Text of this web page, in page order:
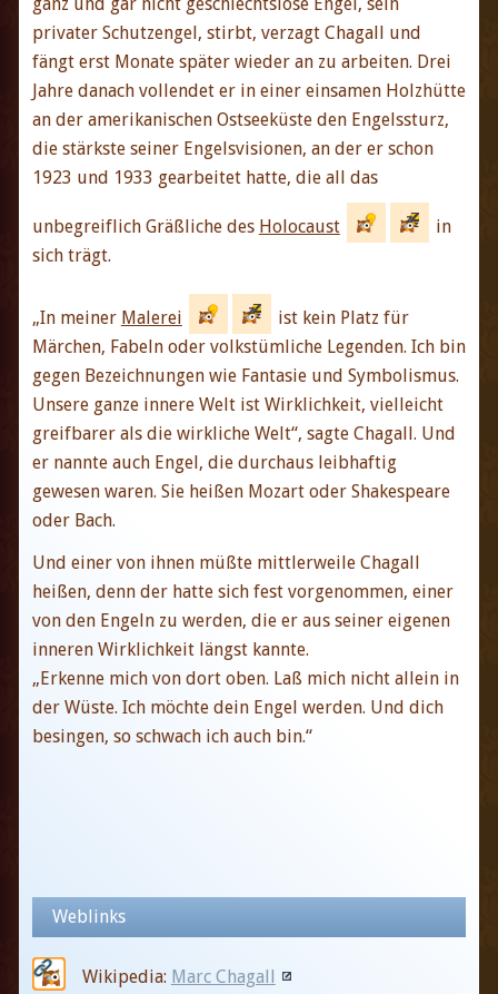
privater Schutzengel, stirbt, verzagt Chagall und
fängt erst Monate später wieder an zu arbeiten. Drei
Jahre danach vollendet er in einer einsamen Holzhütte
an der amerikanischen Ostseeküste den Engelssturz,
die stärkste seiner Engelsvisionen, an der er schon
1923 und 1933 gearbeitet hatte, die all das
unbegreiflich Gräßliche des Holocaust
in
sich trägt.
„In meiner Malerei
ist kein Platz für
Märchen, Fabeln oder volkstümliche Legenden. Ich bin
gegen Bezeichnungen wie Fantasie und Symbolismus.
Unsere ganze innere Welt ist Wirklichkeit, vielleicht
greifbarer als die wirkliche Welt“, sagte Chagall. Und
er nannte auch Engel, die durchaus leibhaftig
gewesen waren. Sie heißen Mozart oder Shakespeare
oder Bach.
Und einer von ihnen müßte mittlerweile Chagall
heißen, denn der hatte sich fest vorgenommen, einer
von den Engeln zu werden, die er aus seiner eigenen
inneren Wirklichkeit längst kannte.
„Erkenne mich von dort oben. Laß mich nicht allein in
der Wüste. Ich möchte dein Engel werden. Und dich
besingen, so schwach ich auch bin.“
Weblinks
Wikipedia: Marc Chagall